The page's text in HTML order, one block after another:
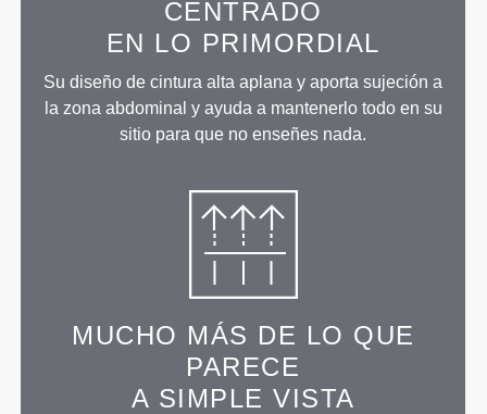
CENTRADO
EN LO PRIMORDIAL
Su diseño de cintura alta aplana y aporta sujeción a
la zona abdominal y ayuda a mantenerlo todo en su
sitio para que no enseñes nada.
MUCHO MÁS DE LO QUE
PARECE
A SIMPLE VISTA